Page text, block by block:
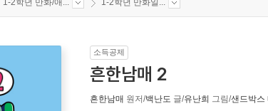
1-2학년 만화/애... 1-2학년 만화일...
소득공제
흔한남매 2
흔한남매 원저/백난도 글/유난희 그림/샌드박스